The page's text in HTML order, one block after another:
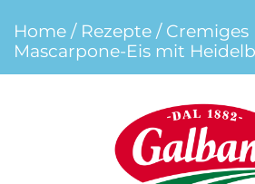
Home / Rezepte / Cremiges
Mascarpone-Eis mit